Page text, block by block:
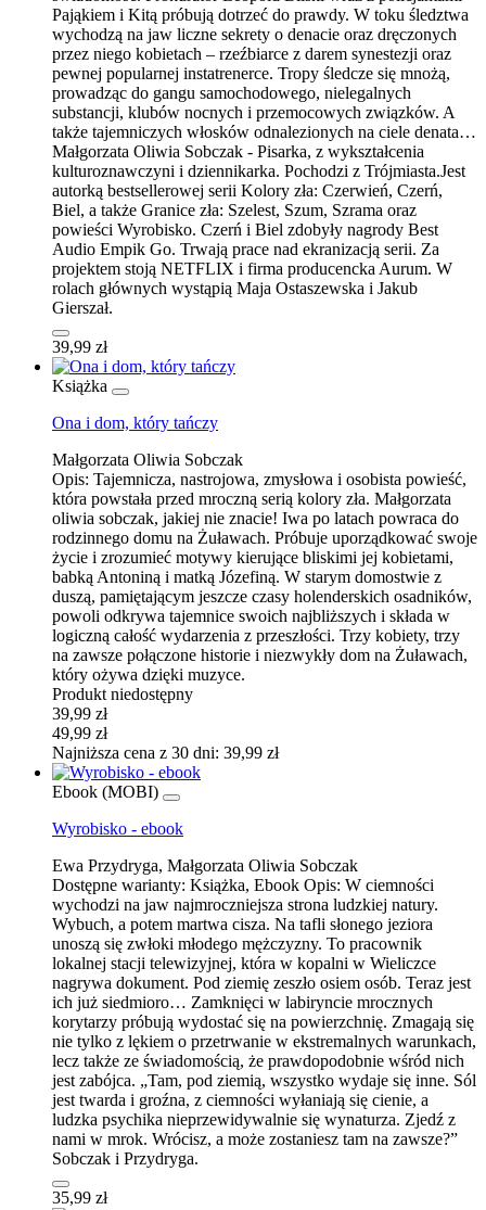
Pająkiem i Kitą próbują dotrzeć do prawdy. W toku śledztwa
wychodzą na jaw liczne sekrety o denacie oraz dręczonych
przez niego kobietach – rzeźbiarce z darem synestezji oraz
pewnej popularnej instatrenerce. Tropy śledcze się mnożą,
prowadząc do gangu samochodowego, nielegalnych
substancji, klubów nocnych i przemocowych związków. A
także tajemniczych włosków odnalezionych na ciele denata…
Małgorzata Oliwia Sobczak - Pisarka, z wykształcenia
kulturoznawczyni i dziennikarka. Pochodzi z Trójmiasta.Jest
autorką bestsellerowej serii Kolory zła: Czerwień, Czerń,
Biel, a także Granice zła: Szelest, Szum, Szrama oraz
powieści Wyrobisko. Czerń i Biel zdobyły nagrody Best
Audio Empik Go. Trwają prace nad ekranizacją serii. Za
projektem stoją NETFLIX i firma producencka Aurum. W
rolach głównych wystąpią Maja Ostaszewska i Jakub
Gierszał.
39,99 zł
Książka
Ona i dom, który tańczy
Małgorzata Oliwia Sobczak
Opis: Tajemnicza, nastrojowa, zmysłowa i osobista powieść,
która powstała przed mroczną serią kolory zła. Małgorzata
oliwia sobczak, jakiej nie znacie! Iwa po latach powraca do
rodzinnego domu na Żuławach. Próbuje uporządkować swoje
życie i zrozumieć motywy kierujące bliskimi jej kobietami,
babką Antoniną i matką Józefiną. W starym domostwie z
duszą, pamiętającym jeszcze czasy holenderskich osadników,
powoli odkrywa tajemnice swoich najbliższych i składa w
logiczną całość wydarzenia z przeszłości. Trzy kobiety, trzy
na zawsze połączone historie i niezwykły dom na Żuławach,
który ożywa dzięki muzyce.
Produkt niedostępny
39,99 zł
49,99 zł
Najniższa cena z 30 dni: 39,99 zł
Ebook (MOBI)
Wyrobisko - ebook
Ewa Przydryga, Małgorzata Oliwia Sobczak
Dostępne warianty: Książka, Ebook Opis: W ciemności
wychodzi na jaw najmroczniejsza strona ludzkiej natury.
Wybuch, a potem martwa cisza. Na tafli słonego jeziora
unoszą się zwłoki młodego mężczyzny. To pracownik
lokalnej stacji telewizyjnej, która w kopalni w Wieliczce
nagrywa dokument. Pod ziemię zeszło osiem osób. Teraz jest
ich już siedmioro… Zamknięci w labiryncie mrocznych
korytarzy próbują wydostać się na powierzchnię. Zmagają się
nie tylko z lękiem o przetrwanie w ekstremalnych warunkach,
lecz także ze świadomością, że prawdopodobnie wśród nich
jest zabójca. „Tam, pod ziemią, wszystko wydaje się inne. Sól
jest twarda i groźna, z ciemności wyłaniają się cienie, a
ludzka psychika nieprzewidywalnie się wynaturza. Zjedź z
nami w mrok. Wrócisz, a może zostaniesz tam na zawsze?”
Sobczak i Przydryga.
35,99 zł